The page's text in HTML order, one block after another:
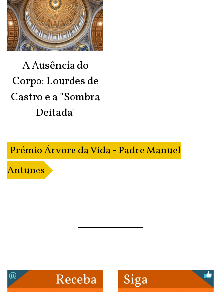
A Ausência do
Corpo: Lourdes de
Castro e a "Sombra
Deitada"
Prémio Árvore da Vida - Padre Manuel
Antunes